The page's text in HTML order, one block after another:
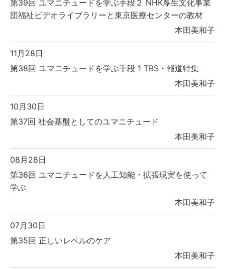
第39回 ユマニチュードを学ぶ手段２ NHK厚生文化事業
団福祉ビデオライブラリーと東京医療センターの教材
本田美和子
11月28日
第38回 ユマニチュードを学ぶ手段 1 TBS・報道特集
本田美和子
10月30日
第37回 社会基盤としてのユマニチュード
本田美和子
08月28日
第36回 ユマニチュードを人工知能・拡張現実を使って
学ぶ
本田美和子
07月30日
第35回 正しいレベルのケア
本田美和子